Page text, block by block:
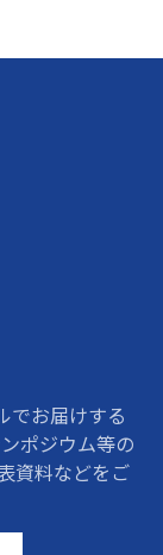
でお届けする
ポジウム等の
資料などをご